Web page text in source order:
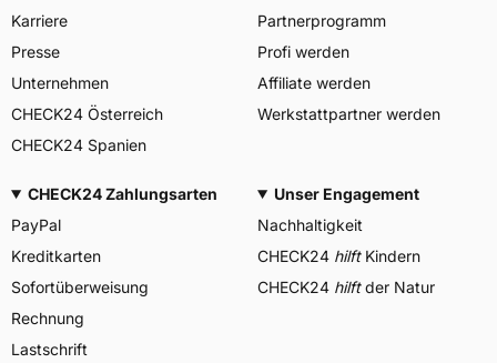
Karriere
Presse
Unternehmen
CHECK24 Österreich
CHECK24 Spanien
Partnerprogramm
Profi werden
Affiliate werden
Werkstattpartner werden
CHECK24 Zahlungsarten
PayPal
Kreditkarten
Sofortüberweisung
Rechnung
Lastschrift
Unser Engagement
Nachhaltigkeit
CHECK24 hilftKindern
CHECK24 hilftder Natur